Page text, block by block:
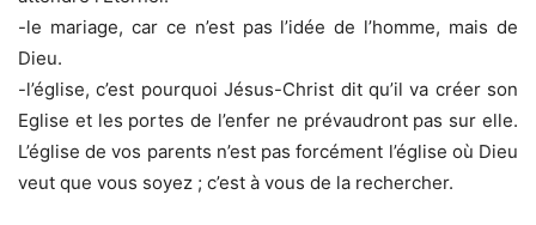
-le mariage, car ce n’est pas l’idée de l’homme, mais de
Dieu.
-l’église, c’est pourquoi Jésus-Christ dit qu’il va créer son
Eglise et les portes de l’enfer ne prévaudront pas sur elle.
L’église de vos parents n’est pas forcément l’église où Dieu
veut que vous soyez ; c’est à vous de la rechercher.